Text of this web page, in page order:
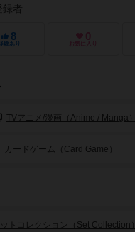
録者
8
験あり
0
お気に入り
TVアニメ/漫画（Anime / Manga）
カードゲーム（Card Game）
ットコレクション（Set Collection）